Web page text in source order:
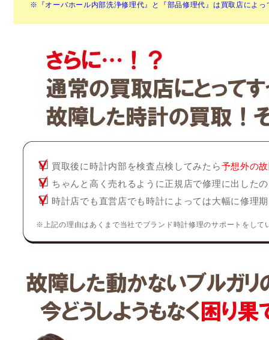
※『オーバホール内部洗浄修理代』と『部品修理代』は買取店によっ
買取後に時計内部を検査点検してみたら予想外の
ちゃんと高く売れるように正規店で修理に出した
時計店でも直営店でも時計によっては大幅に修理
※上記の理由はあくまで当社でブランド時計修理のサポートをし